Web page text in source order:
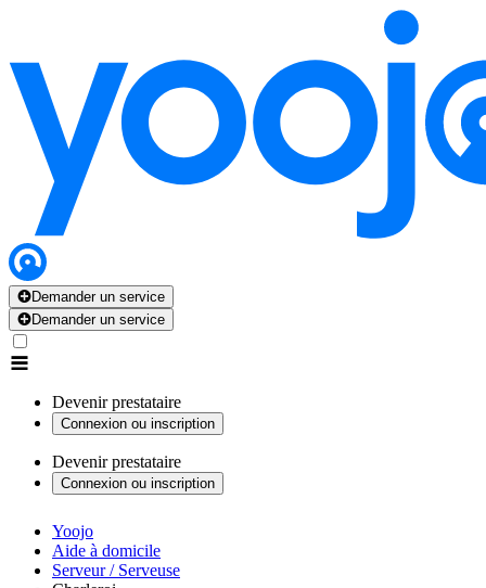
Demander un service
Demander un service
Devenir prestataire
Connexion ou inscription
Devenir prestataire
Connexion ou inscription
Yoojo
Aide à domicile
Serveur / Serveuse